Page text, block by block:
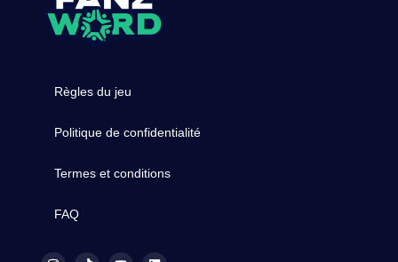
Règles du jeu
Politique de confidentialité
Termes et conditions
FAQ